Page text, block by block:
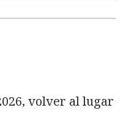
volver al lugar